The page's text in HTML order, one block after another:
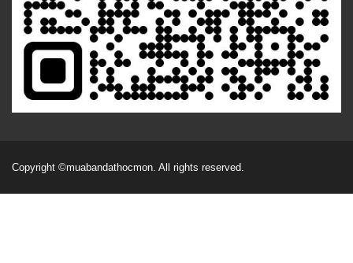
Copyright ©muabandathocmon. All rights reserved.